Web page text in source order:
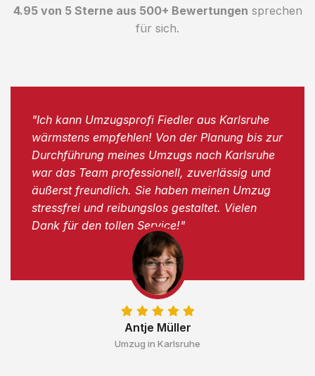
4.95 von 5 Sterne aus 500+ Bewertungen sprechen
für sich.
Antje Müller
Umzug in Karlsruhe
"Ich kann Umzugsprofi Fiedler aus Karlsruhe
wärmstens empfehlen! Von der Planung bis zur
Durchführung meines Umzugs nach Karlsruhe
war das Team professionell, zuverlässig und
äußerst freundlich. Sie haben meinen Umzug
stressfrei und reibungslos gestaltet. Vielen
Dank für den tollen Service!"